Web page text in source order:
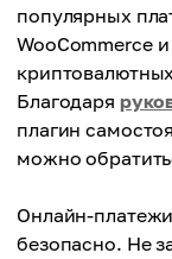
популярных
WooCommerce
Благодаря
плагин
можно
Онлайн-
безопасно. Не